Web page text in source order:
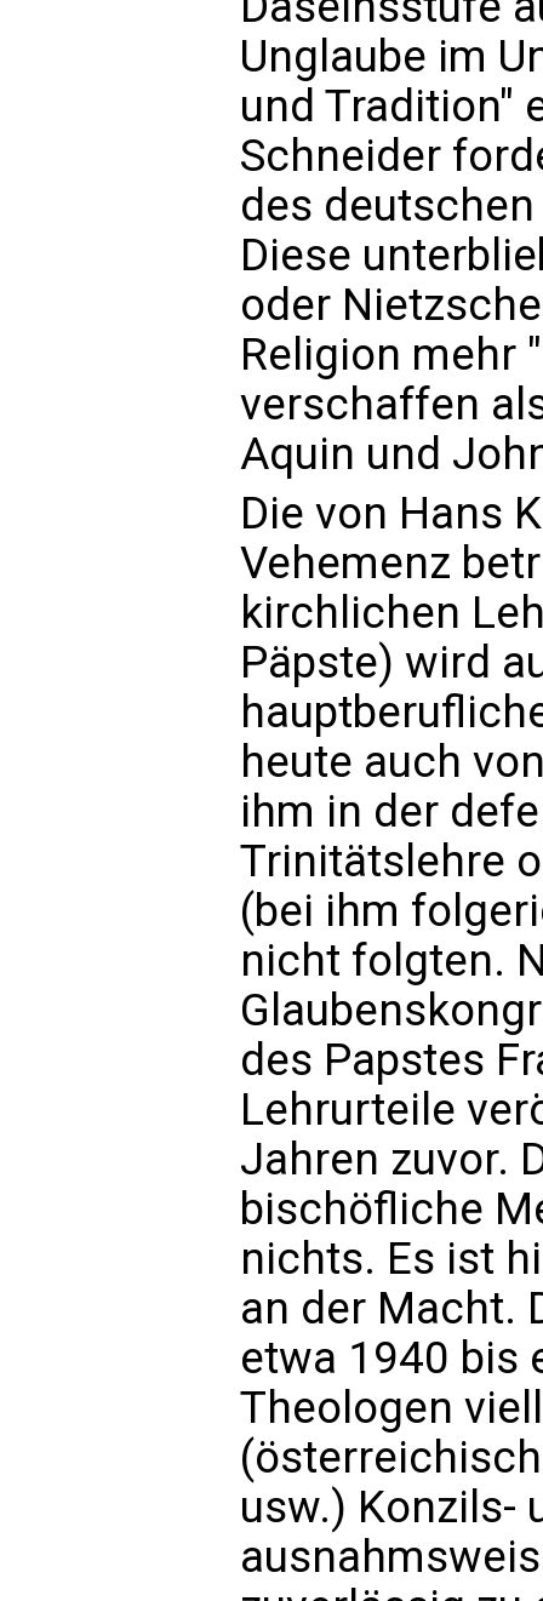
Unglaube im
und Tradition"
Schneider
des
Diese
oder
Religion mehr
verschaffen
Aquin und
Die von Hans
Vehemenz
kirchlichen
Päpste) wird
heute auch
ihm in der
Trinitätslehre
(bei ihm
nicht folgten.
des Papstes
Lehrurteile
Jahren zuvor.
bischöfliche
nichts. Es ist
an der Macht.
etwa 1940 bis
Theologen
usw.) Konzils-